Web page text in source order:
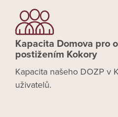
Kapacita Domova pro
postižením Kokory
Kapacita našeho DOZP v
uživatelů.